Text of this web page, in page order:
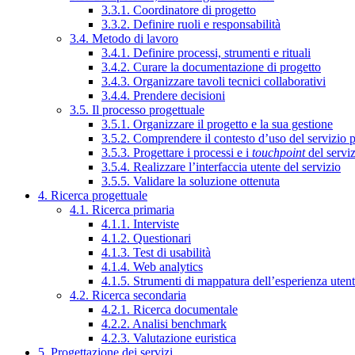
3.3.1. Coordinatore di progetto
3.3.2. Definire ruoli e responsabilità
3.4. Metodo di lavoro
3.4.1. Definire processi, strumenti e rituali
3.4.2. Curare la documentazione di progetto
3.4.3. Organizzare tavoli tecnici collaborativi
3.4.4. Prendere decisioni
3.5. Il processo progettuale
3.5.1. Organizzare il progetto e la sua gestione
3.5.2. Comprendere il contesto d’uso del servizio
3.5.3. Progettare i processi e i touchpointdel
3.5.4. Realizzare l’interfaccia utente del servizio
3.5.5. Validare la soluzione ottenuta
4. Ricerca progettuale
4.1. Ricerca primaria
4.1.1. Interviste
4.1.2. Questionari
4.1.3. Test di usabilità
4.1.4. Web analytics
4.1.5. Strumenti di mappatura dell’esperienza
4.2. Ricerca secondaria
4.2.1. Ricerca documentale
4.2.2. Analisi benchmark
4.2.3. Valutazione euristica
5. Progettazione dei servizi